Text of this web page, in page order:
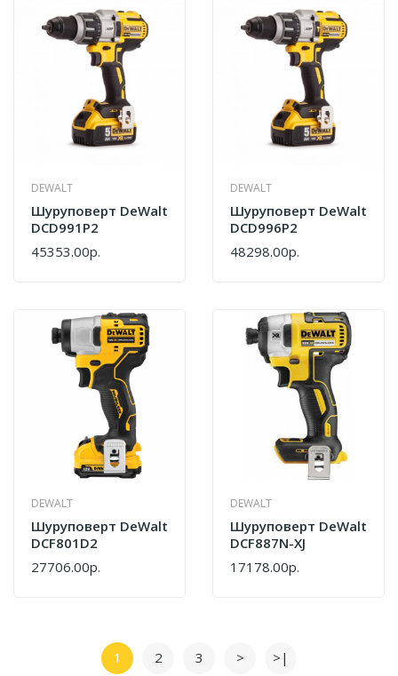
DEWALT
Шуруповерт DeWalt
DCD991P2
45353.00р.
DEWALT
Шуруповерт DeWalt
DCD996P2
48298.00р.
DEWALT
Шуруповерт DeWalt
DCF801D2
27706.00р.
DEWALT
Шуруповерт DeWalt
DCF887N-XJ
17178.00р.
1 2 3 > >|